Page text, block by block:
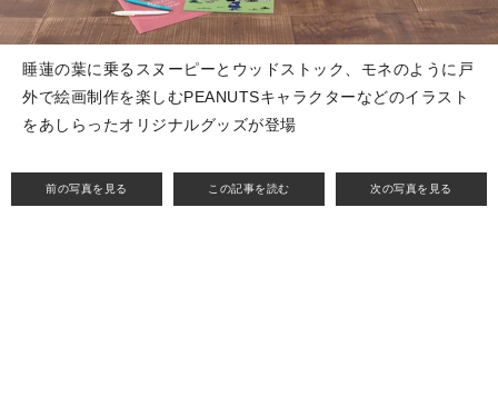
前の写真を見る この記事を読む 次の写真を見る
睡蓮の葉に乗るスヌーピーとウッドストック、モネのように戸
外で絵画制作を楽しむPEANUTSキャラクターなどのイラスト
をあしらったオリジナルグッズが登場